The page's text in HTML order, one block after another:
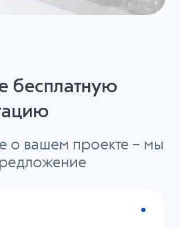
бесплатную
о вашем проекте – мы